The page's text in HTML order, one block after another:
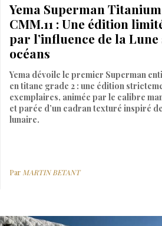
Yema Superman
CMM.11 : Une édition
par l’influence de la
océans
Yema dévoile le premier Superman
en titane grade 2 : une édition
exemplaires, animée par le calibre
et parée d’un cadran texturé inspiré
lunaire.
ParMARTIN BETANT